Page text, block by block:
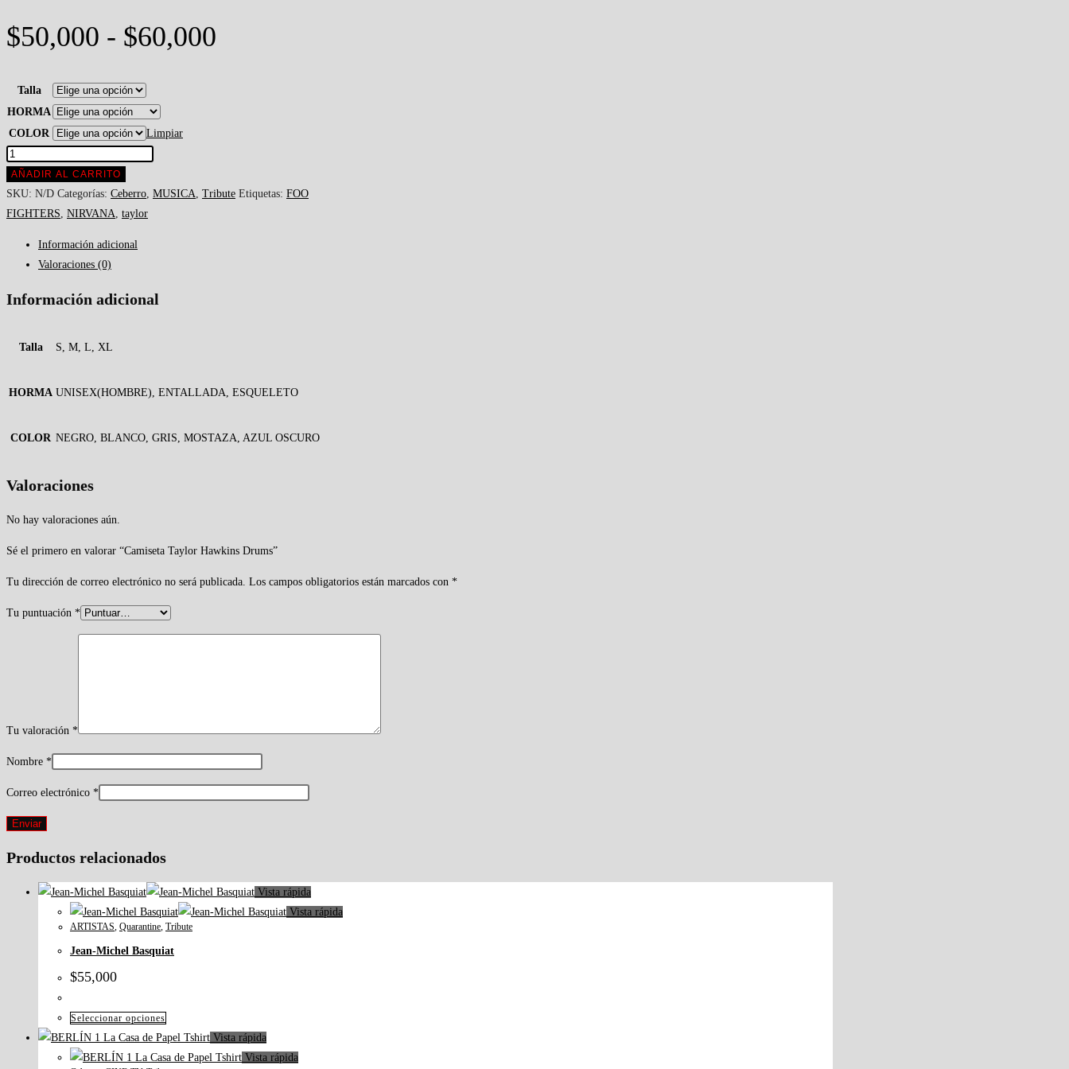
$50,000 - $60,000
$60,000
Talla
HORMA
COLOR
Limpiar
Camiseta
Taylor
Hawkins
Drums
AÑADIR AL CARRITO
SKU: N/D Categorías: Ceberro, MUSICA, Tribute Etiquetas: FOO
FIGHTERS, NIRVANA, taylor
Información adicional
Valoraciones (0)
Información adicional
Talla S, M, L, XL
HORMA UNISEX(HOMBRE), ENTALLADA, ESQUELETO
COLOR NEGRO, BLANCO, GRIS, MOSTAZA, AZUL OSCURO
Valoraciones
No hay valoraciones aún.
Sé el primero en valorar “Camiseta Taylor Hawkins Drums”
Tu dirección de correo electrónico no será publicada. Los campos obligatorios están marcados con *
Tu puntuación *
Tu valoración *
Nombre *
Correo electrónico *
Productos relacionados
Vista rápida
Vista rápida
ARTISTAS, Quarantine, Tribute
Jean-Michel Basquiat
$55,000
Seleccionar opciones
producto
tiene
Vista rápida
Vista rápida